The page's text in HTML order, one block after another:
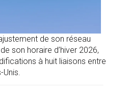
de son réseau
son horaire d’hiver 2026,
à huit liaisons entre